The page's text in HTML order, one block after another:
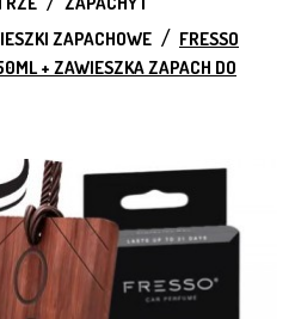
ZAPACHOWE
FRESSO
+ ZAWIESZKA ZAPACH DO